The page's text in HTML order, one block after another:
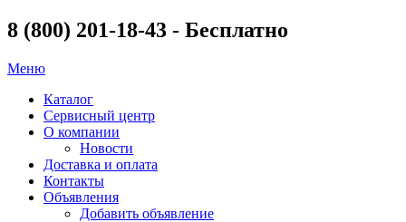
8 (800) 201-18-43 - Бесплатно
Меню
Каталог
Сервисный центр
О компании
Новости
Доставка и оплата
Контакты
Объявления
Добавить объявление